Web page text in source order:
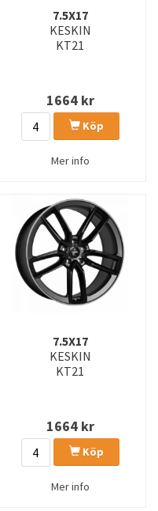
7.5X17
KESKIN
KT21
1664kr
Köp
Mer info
7.5X17
KESKIN
KT21
1664kr
Köp
Mer info